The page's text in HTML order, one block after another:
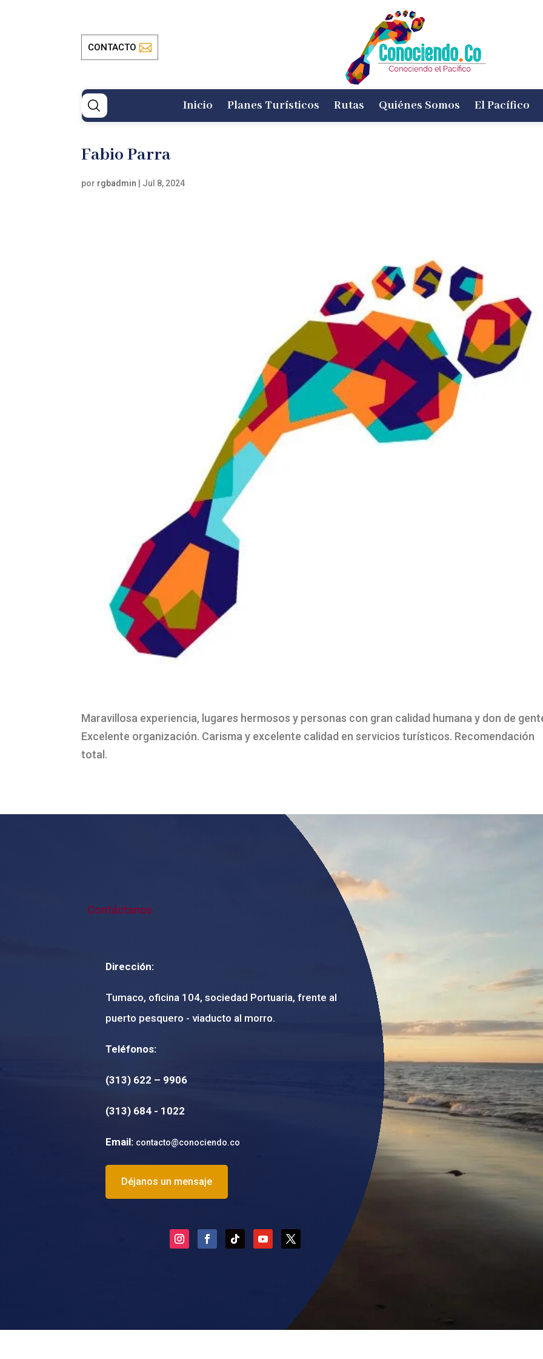
CONTACTO
Inicio Planes Turísticos Rutas Quiénes Somos El Pacífico
Fabio Parra
por rgbadmin Jul 8, 2024
Maravillosa experiencia, lugares hermosos y personas con gran calidad humana y don de
Excelente organización. Carisma y excelente calidad en servicios turísticos. Recomendación
total.
Contáctanos
Dirección:
Tumaco, oficina 104, sociedad Portuaria, frente al
puerto pesquero - viaducto al morro.
Teléfonos:
(313) 622 – 9906
(313) 684 - 1022
Email: contacto@conociendo.co
Déjanos un mensaje